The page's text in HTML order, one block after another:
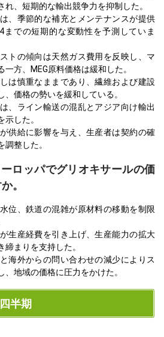
れ、短期的な輸出競争力を抑制した。
、季節的な補充とメンテナンスが提供
までの短期的な変動性を予測していま
トの傾向は天然ガス費用を反映し、マ
方、MEG原料価格は緩和した。
は慎重なままであり、繊維および建設
価格の勢いを緩和している。
、ライン輸送の混乱とアジア向け輸出
した。
供給に影響を与え、生産者は契約の確
整した。
ロッパでグリオキサールの価
。
位、鉄道の混雑が原材料の移動を制限
生産経費を引き上げ、生産能力の拡大
まりを支持した。
海外からの問い合わせの減少によりス
地域の価格に圧力をかけた。
半期